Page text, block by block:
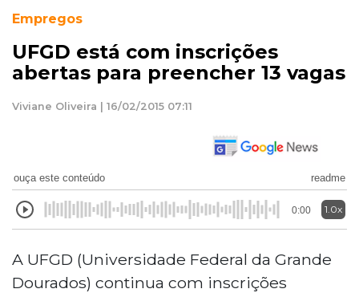
Empregos
UFGD está com inscrições
abertas para preencher 13 vagas
Viviane Oliveira | 16/02/2015 07:11
ouça este conteúdo readme
0:00 1.0x
A UFGD (Universidade Federal da Grande
Dourados) continua com inscrições